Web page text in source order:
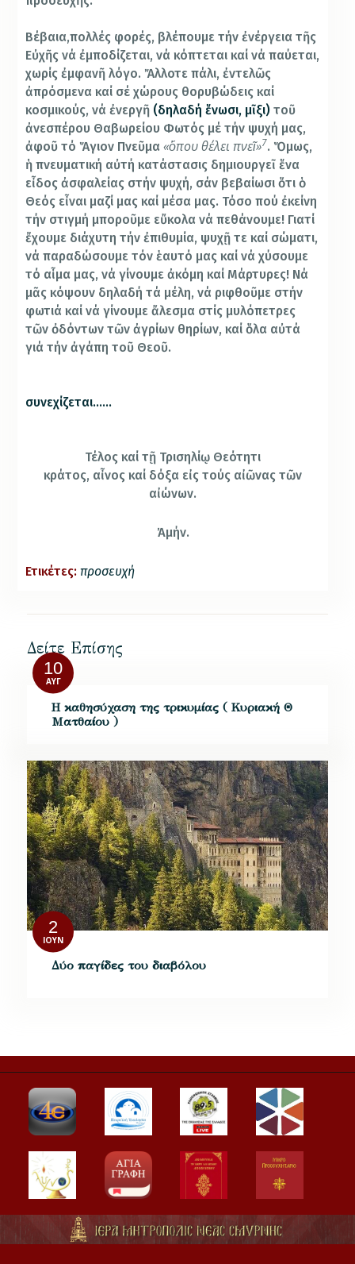
Βέβαια,πολλές φορές, βλέπουμε τήν ἐνέργεια τῆς
Εὐχῆς νά ἐμποδίζεται, νά κόπτεται καί νά παύεται,
χωρίς ἐμφανῆ λόγο. Ἄλλοτε πάλι, ἐντελῶς
ἀπρόσμενα καί σέ χώρους θορυβώδεις καί
κοσμικούς, νά ἐνεργῆ (δηλαδή ἕνωσι, μῖξι)τοῦ
ἀνεσπέρου Θαβωρείου Φωτός μέ τήν ψυχή μας,
ἀφοῦ τό Ἅγιον Πνεῦμα«ὅπου θέλει πνεῖ»7. Ὅμως,
ἡ πνευματική αὐτή κατάστασις δημιουργεῖ ἕνα
εἶδος ἀσφαλείας στήν ψυχή, σάν βεβαίωσι ὅτι ὁ
Θεός εἶναι μαζί μας καί μέσα μας. Τόσο πού ἐκείνη
τήν στιγμή μποροῦμε εὔκολα νά πεθάνουμε! Γιατί
ἔχουμε διάχυτη τήν ἐπιθυμία, ψυχῇ τε καί σώματι,
νά παραδώσουμε τόν ἑαυτό μας καί νά χύσουμε
τό αἷμα μας, νά γίνουμε ἀκόμη καί Μάρτυρες! Νά
μᾶς κόψουν δηλαδή τά μέλη, νά ριφθοῦμε στήν
φωτιά καί νά γίνουμε ἄλεσμα στίς μυλόπετρες
τῶν ὀδόντων τῶν ἀγρίων θηρίων, καί ὅλα αὐτά
γιά τήν ἀγάπη τοῦ Θεοῦ.
συνεχίζεται……
Τέλος καί τῇ Τρισηλίῳ Θεότητι
κράτος, αἶνος καί δόξα εἰς τούς αἰῶνας τῶν
αἰώνων.
Ἀμήν.
Ετικέτες: προσευχή
Δείτε Επίσης
10
ΑΥΓ
H καθησύχαση της τρικυμίας ( Κυριακή Θ
Ματθαίου )
2
ΙΟΎΝ
Δύο παγίδες του διαβόλου